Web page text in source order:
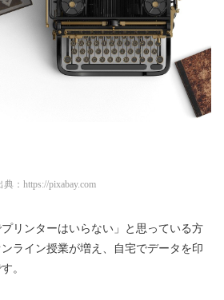
典： https://pixabay.com
プリンターはいらない」と思っている方
ライン授業が増え、自宅でデータを印
。